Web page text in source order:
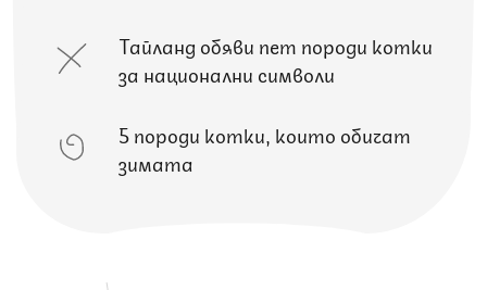
Тайланд обяви пет породи котки
за национални символи
5 породи котки, които обичат
зимата